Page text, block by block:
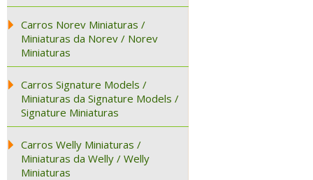
Carros Norev Miniaturas /
Miniaturas da Norev / Norev
Miniaturas
Carros Signature Models /
Miniaturas da Signature Models /
Signature Miniaturas
Carros Welly Miniaturas /
Miniaturas da Welly / Welly
Miniaturas